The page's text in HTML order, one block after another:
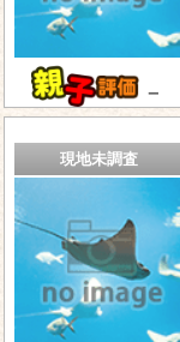
－
現地未調査